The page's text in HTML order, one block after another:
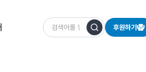
후원하기